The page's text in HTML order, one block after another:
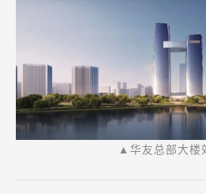
▲华友总部大楼